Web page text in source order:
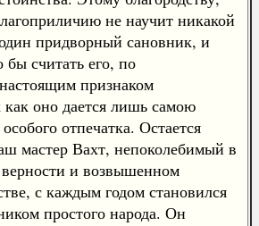
не научит никакой
придворный сановник, и
бы считать его, по
признаком
как оно дается лишь самою
отпечатка. Остается
мастер Вахт, непоколебимый в
верности и возвышенном
с каждым годом становился
простого народа. Он